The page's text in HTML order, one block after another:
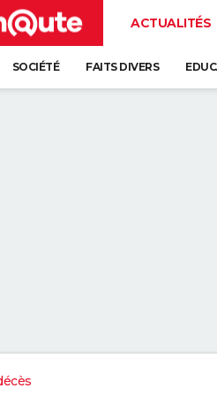
ACTUALITÉS
SOCIÉTÉ FAITS DIVERS